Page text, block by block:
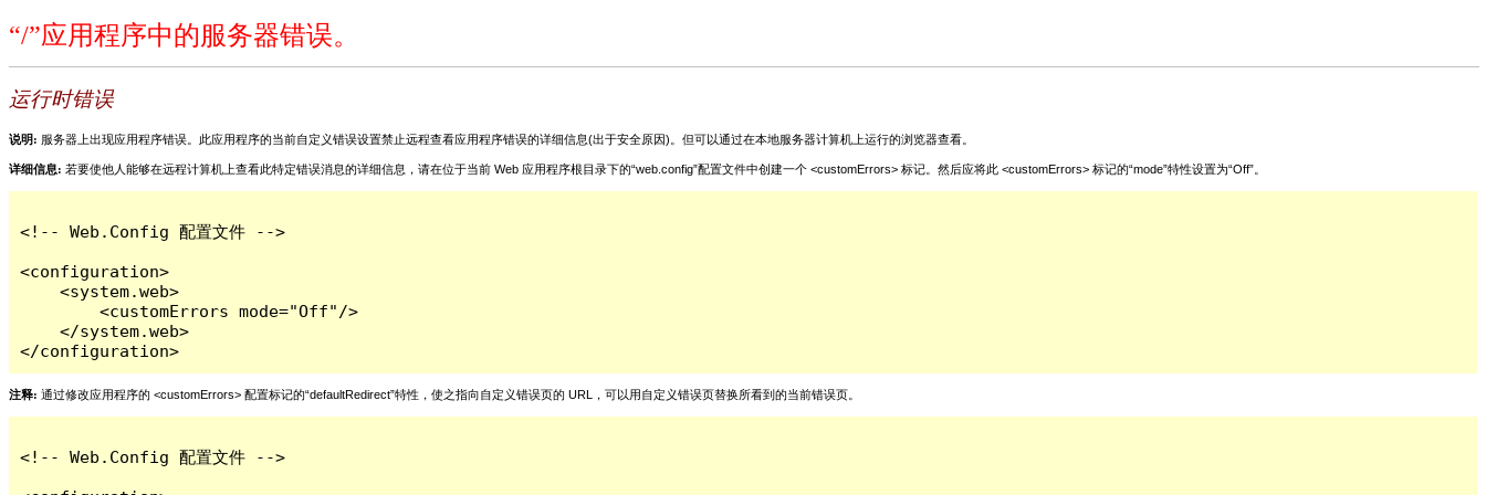
“/”应用程序中的服务器错误。
运行时错误
说明: 服务器上出现应用程序错误。此应用程序的当前自定义错误设置禁止远程查看应用程序错误的详细信息(出于安全原因)。但可以通过在本地服务器计算机上运行的浏览器查看。
详细信息: 若要使他人能够在远程计算机上查看此特定错误消息的详细信息，请在位于当前 Web 应用程序根目录下的“web.config”配置文件中创建一个 <customErrors> 标记。然后应将此 <customErrors> 标记的“mode”特性设置为“Off”。
<!-- Web.Config 配置文件 -->
<configuration>
    <system.web>
        <customErrors mode="Off"/>
    </system.web>
</configuration>
注释: 通过修改应用程序的 <customErrors> 配置标记的“defaultRedirect”特性，使之指向自定义错误页的 URL，可以用自定义错误页替换所看到的当前错误页。
<!-- Web.Config 配置文件 -->